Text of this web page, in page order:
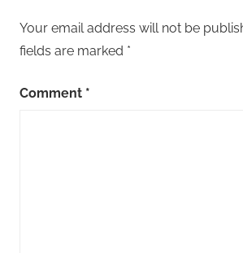
Your email address will not be
fields are marked *
Comment *